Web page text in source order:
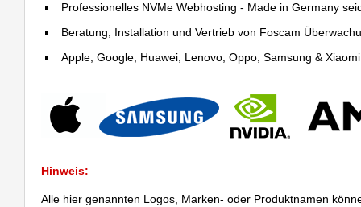
Professionelles NVMe Webhosting - Made in Germany
Beratung, Installation und Vertrieb von Foscam
Apple, Google, Huawei, Lenovo, Oppo, Samsung &
Hinweis:
Alle hier genannten Logos, Marken- oder Produktnamen